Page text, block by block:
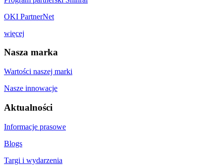
OKI PartnerNet
więcej
Nasza marka
Wartości naszej marki
Nasze innowacje
Aktualności
Informacje prasowe
Blogs
Targi i wydarzenia